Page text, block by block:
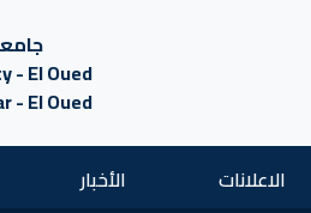
- El Oued
- El Oued
الاعلانات الأخبار